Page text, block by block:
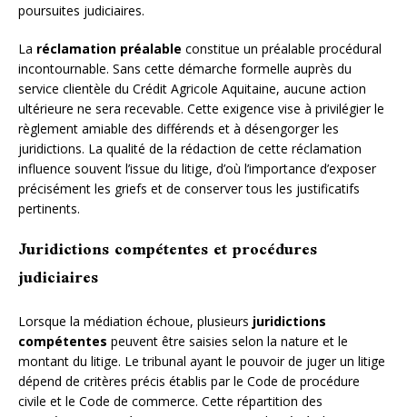
poursuites judiciaires.
La réclamation préalable constitue un préalable procédural
incontournable. Sans cette démarche formelle auprès du
service clientèle du Crédit Agricole Aquitaine, aucune action
ultérieure ne sera recevable. Cette exigence vise à privilégier le
règlement amiable des différends et à désengorger les
juridictions. La qualité de la rédaction de cette réclamation
influence souvent l’issue du litige, d’où l’importance d’exposer
précisément les griefs et de conserver tous les justificatifs
pertinents.
Juridictions compétentes et procédures
judiciaires
Lorsque la médiation échoue, plusieurs juridictions
compétentes peuvent être saisies selon la nature et le
montant du litige. Le tribunal ayant le pouvoir de juger un litige
dépend de critères précis établis par le Code de procédure
civile et le Code de commerce. Cette répartition des